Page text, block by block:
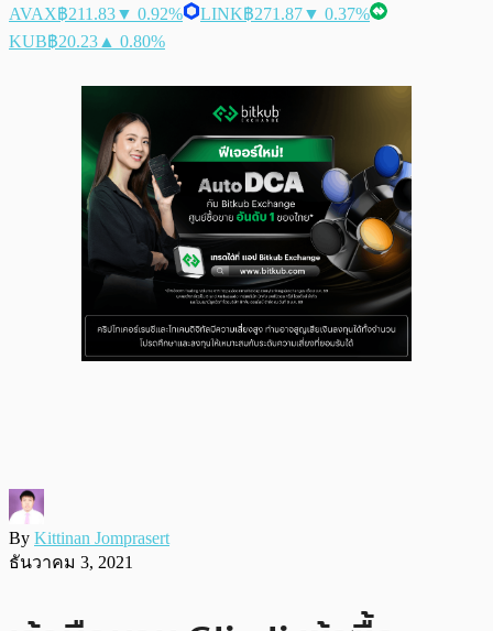
AVAX฿211.83▼ 0.92% LINK฿271.87▼ 0.37%
KUB฿20.23 ▲ 0.80%
By Kittinan Jomprasert
ธันวาคม 3, 2021